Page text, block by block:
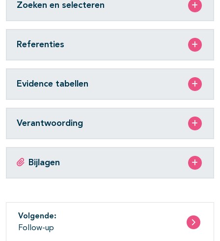
Zoeken en selecteren
Referenties
Evidence tabellen
Verantwoording
Bijlagen
Volgende:
Follow-up